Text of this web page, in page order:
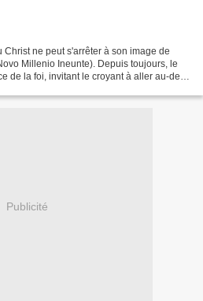
ne peut s'arrêter à son image de
Millenio Ineunte). Depuis toujours, le
de la foi, invitant le croyant à aller au-delà
Publicité